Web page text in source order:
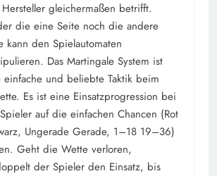
gleichermaßen betrifft.
die eine Seite noch die andere
kann den Spielautomaten
Das Martingale System ist
einfache und beliebte Taktik beim
Es ist eine Einsatzprogression bei
auf die einfachen Chancen (Rot
Ungerade Gerade, 1–18 19–36)
Geht die Wette verloren,
der Spieler den Einsatz, bis